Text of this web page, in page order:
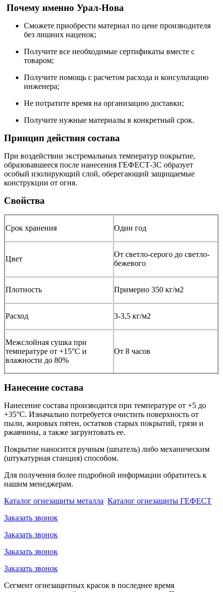
Почему именно Урал-Нова
Сможете приобрести материал по цене производителя
без лишних наценок;
Получите все необходимые сертификаты вместе с
товаром;
Получите помощь с расчетом расхода и консультацию
инженера;
Не потратите время на организацию доставки;
Получите нужные материалы в конкретный срок.
Принцип действия состава
При воздействии экстремальных температур покрытие,
образовавшееся после нанесения ГЕФЕСТ-3С образует
особый изолирующий слой, оберегающий защищаемые
конструкции от огня.
Свойства
Срок хранения Один год
Цвет
От светло-серого до светло-
бежевого
Плотность Примерно 350 кг/м2
Расход 3-3,5 кг/м2
Межслойная сушка при
температуре от +15°С и
влажности до 80%
От 8 часов
Нанесение состава
Нанесение состава производится при температуре от +5 до
+35°С. Изначально потребуется очистить поверхность от
пыли, жировых пятен, остатков старых покрытий, грязи и
ржавчины, а также загрунтовать ее.
Покрытие наносится ручным (шпатель) либо механическим
(штукатурная станция) способом.
Для получения более подробной информации обратитесь к
нашим менеджерам.
Каталог огнезащиты металла Каталог огнезащиты ГЕФЕСТ
Заказать звонок
Заказать звонок
Заказать звонок
Заказать звонок
Сегмент огнезащитных красок в последнее время